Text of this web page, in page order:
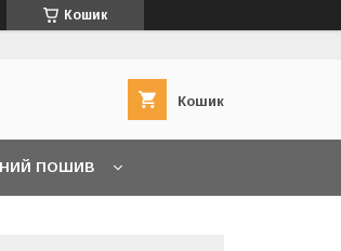
Кошик
Кошик
ПОШИВ